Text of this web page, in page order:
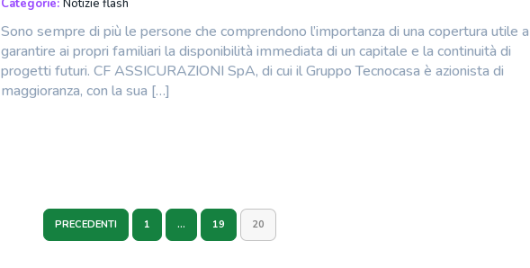
Sono sempre di più le persone che comprendono l’importanza di una copertura utile a
garantire ai propri familiari la disponibilità immediata di un capitale e la continuità di
progetti futuri. CF ASSICURAZIONI SpA, di cui il Gruppo Tecnocasa è azionista di
maggioranza, con la sua […]
PRECEDENTI 1 … 19 20